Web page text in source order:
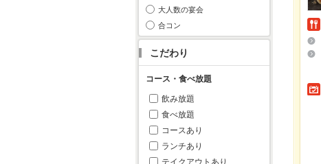
大人数の宴会
合コン
こだわり
コース・食べ放題
飲み放題
食べ放題
コースあり
ランチあり
テイクアウトあり